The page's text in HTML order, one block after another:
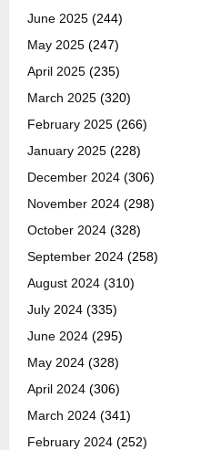
June 2025 (244)
May 2025 (247)
April 2025 (235)
March 2025 (320)
February 2025 (266)
January 2025 (228)
December 2024 (306)
November 2024 (298)
October 2024 (328)
September 2024 (258)
August 2024 (310)
July 2024 (335)
June 2024 (295)
May 2024 (328)
April 2024 (306)
March 2024 (341)
February 2024 (252)